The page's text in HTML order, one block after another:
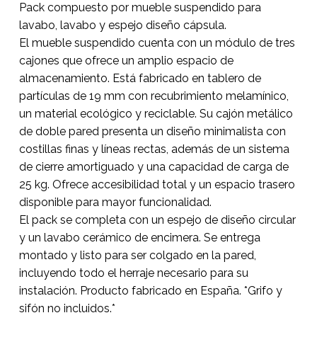
No hay productos en el
carrito.
Go To Shop
Pack compuesto por mueble suspendido para
lavabo, lavabo y espejo diseño cápsula.
El mueble suspendido cuenta con un módulo de tres
cajones que ofrece un amplio espacio de
almacenamiento. Está fabricado en tablero de
partículas de 19 mm con recubrimiento melamínico,
un material ecológico y reciclable. Su cajón metálico
de doble pared presenta un diseño minimalista con
costillas finas y líneas rectas, además de un sistema
de cierre amortiguado y una capacidad de carga de
25 kg. Ofrece accesibilidad total y un espacio trasero
disponible para mayor funcionalidad.
El pack se completa con un espejo de diseño circular
y un lavabo cerámico de encimera. Se entrega
montado y listo para ser colgado en la pared,
incluyendo todo el herraje necesario para su
instalación. Producto fabricado en España. *Grifo y
sifón no incluidos.*